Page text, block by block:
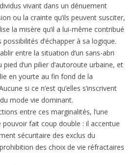
vivant dans un dénuement
ou la crainte qu’ils peuvent susciter,
la misère qu’il a lui-même contribué
d’échapper à sa logique.
entre la situation d’un sans-abri
d’un pilier d’autoroute urbaine, et
en yourte au fin fond de la
si ce n’est qu’elles s’inscrivent
mode vie dominant.
entre ces marginalités, l’une
pouvoir fait coup double : il accentue
sécuritaire des exclus du
des choix de vie réfractaires